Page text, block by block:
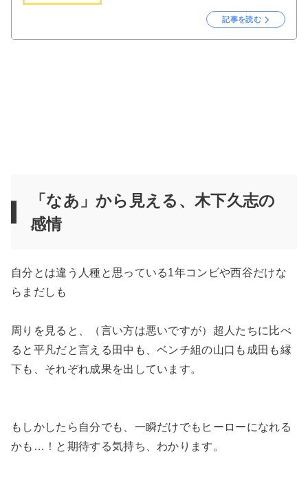
記事を読む
「なあ」から見える、木下久志の
感情
自分とは違う人種と思っている1年コンビや西谷だけな
らまだしも
周りを見ると、（言い方は悪いですが）超人たちに比べ
ると平凡だと言える田中も、ベンチ組の山口も成田も縁
下も、それぞれ成果を出しています。
もしかしたら自分でも、一瞬だけでもヒーローになれる
かも…！と期待する気持ち、わかります。